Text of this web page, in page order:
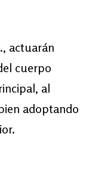
actuarán
cuerpo
al
adoptando